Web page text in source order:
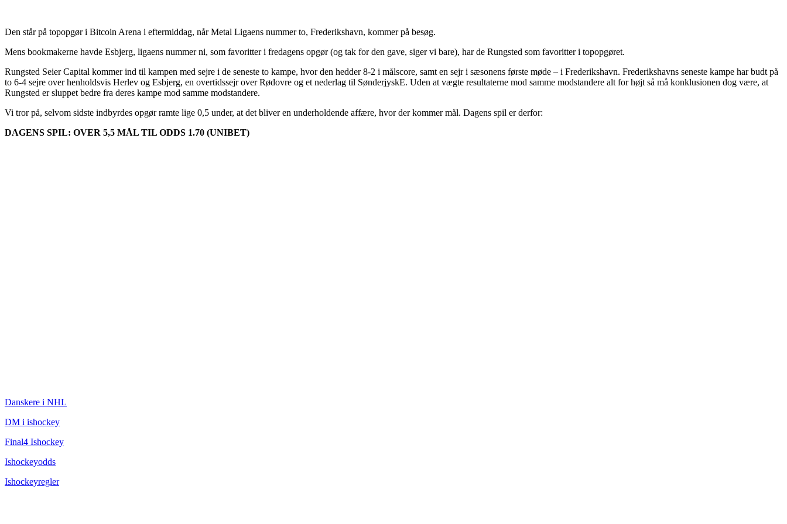
Den står på topopgør i Bitcoin Arena i eftermiddag, når Metal Ligaens nummer to, Frederikshavn, kommer på besøg.
Mens bookmakerne havde Esbjerg, ligaens nummer ni, som favoritter i fredagens opgør (og tak for den gave, siger vi bare), har de Rungsted som favoritter i topopgøret.
Rungsted Seier Capital kommer ind til kampen med sejre i de seneste to kampe, hvor den hedder 8-2 i målscore, samt en sejr i sæsonens første møde – i Frederikshavn. Frederikshavns seneste kampe har budt på
to 6-4 sejre over henholdsvis Herlev og Esbjerg, en overtidssejr over Rødovre og et nederlag til SønderjyskE. Uden at vægte resultaterne mod samme modstandere alt for højt så må konklusionen dog være, at
Rungsted er sluppet bedre fra deres kampe mod samme modstandere.
Vi tror på, selvom sidste indbyrdes opgør ramte lige 0,5 under, at det bliver en underholdende affære, hvor der kommer mål. Dagens spil er derfor:
DAGENS SPIL: OVER 5,5 MÅL TIL ODDS 1.70 (UNIBET)
Danskere i NHL
DM i ishockey
Final4 Ishockey
Ishockeyodds
Ishockeyregler